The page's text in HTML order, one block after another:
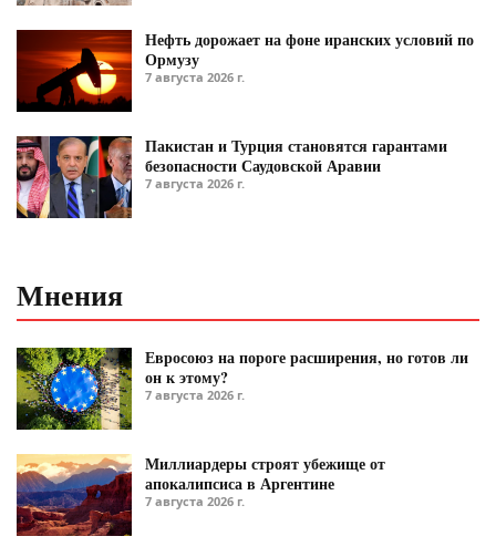
Нефть дорожает на фоне иранских условий по
Ормузу
7 августа 2026 г.
Пакистан и Турция становятся гарантами
безопасности Саудовской Аравии
7 августа 2026 г.
Мнения
Евросоюз на пороге расширения, но готов ли
он к этому?
7 августа 2026 г.
Миллиардеры строят убежище от
апокалипсиса в Аргентине
7 августа 2026 г.